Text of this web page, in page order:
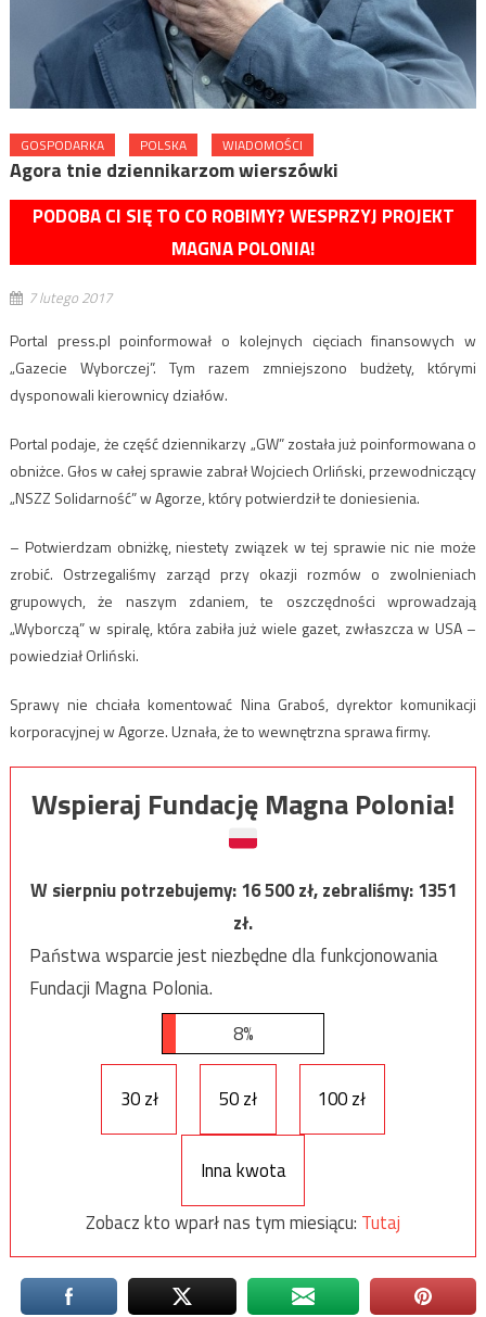
GOSPODARKA POLSKA WIADOMOŚCI
Agora tnie dziennikarzom wierszówki
PODOBA CI SIĘ TO CO ROBIMY? WESPRZYJ PROJEKT
MAGNA POLONIA!
7 lutego 2017
Portal press.pl poinformował o kolejnych cięciach finansowych w
„Gazecie Wyborczej”. Tym razem zmniejszono budżety, którymi
dysponowali kierownicy działów.
Portal podaje, że część dziennikarzy „GW” została już poinformowana o
obniżce. Głos w całej sprawie zabrał Wojciech Orliński, przewodniczący
„NSZZ Solidarność” w Agorze, który potwierdził te doniesienia.
– Potwierdzam obniżkę, niestety związek w tej sprawie nic nie może
zrobić. Ostrzegaliśmy zarząd przy okazji rozmów o zwolnieniach
grupowych, że naszym zdaniem, te oszczędności wprowadzają
„Wyborczą” w spiralę, która zabiła już wiele gazet, zwłaszcza w USA –
powiedział Orliński.
Sprawy nie chciała komentować Nina Graboś, dyrektor komunikacji
korporacyjnej w Agorze. Uznała, że to wewnętrzna sprawa firmy.
Wspieraj Fundację Magna Polonia!
W sierpniu potrzebujemy:16 500zł, zebraliśmy:1351
zł.
Państwa wsparcie jest niezbędne dla funkcjonowania
Fundacji Magna Polonia.
8%
30 zł 50 zł 100 zł
Inna kwota
Zobacz kto wparł nas tym miesiącu: Tutaj